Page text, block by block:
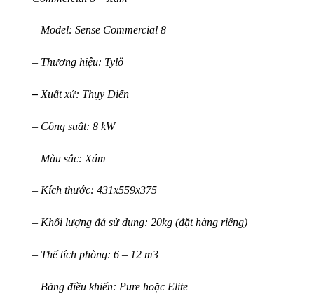
– Model: Sense Commercial 8
– Thương hiệu: Tylö
– Xuất xứ: Thụy Điển
– Công suất: 8 kW
– Màu sắc: Xám
– Kích thước: 431x559x375
– Khối lượng đá sử dụng: 20kg (đặt hàng riêng)
– Thể tích phòng: 6 – 12 m3
– Bảng điều khiển: Pure hoặc Elite